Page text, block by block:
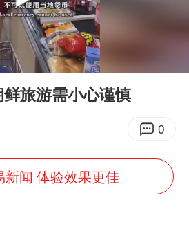
AI造出新病毒意味着什么
股创4月份以来最大单周涨幅
台州《告全体市民书》：非必要不外出
彦斌获《歌手2026》歌王
旅游需小心谨慎
0
新闻 体验效果更佳